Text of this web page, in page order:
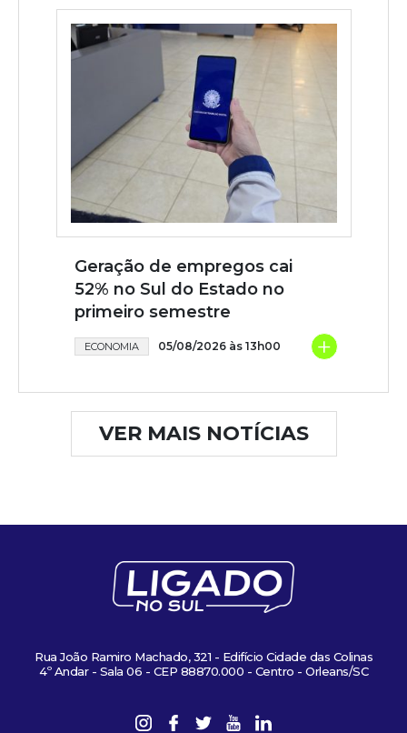
Geração de empregos cai
52% no Sul do Estado no
primeiro semestre
ECONOMIA 05/08/2026 às 13h00 +
VER MAIS NOTÍCIAS
Rua João Ramiro Machado, 321 - Edifício Cidade das Colinas
4º Andar - Sala 06 - CEP 88870.000 - Centro - Orleans/SC